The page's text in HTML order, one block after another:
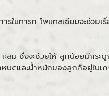
ในทารก โพแทสเซียมจะช่วยเ
สม ซึ่งจะช่วยให้ ลูกน้อยมีกระ
นดและน้ำหนักของลูกก็อยู่ในเ